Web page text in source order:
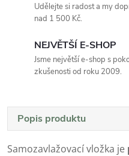
Udělejte si radost a my
nad 1 500 Kč.
NEJVĚTŠÍ E-SHOP
Jsme největší e-shop s
zkušenosti od roku 2009.
Popis produktu
Samozavlažovací vložka je